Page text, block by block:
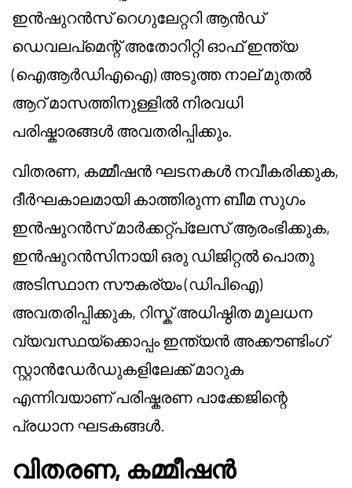
ഇൻഷുറൻസ് റെഗുലേറ്ററി ആൻഡ്
ഡെവലപ്‌മെന്റ് അതോറിറ്റി ഓഫ് ഇന്ത്യ
(ഐആർഡിഎഐ) അടുത്ത നാല് മുതൽ
ആറ് മാസത്തിനുള്ളിൽ നിരവധി
പരിഷ്കാരങ്ങൾ അവതരിപ്പിക്കും.
വിതരണ, കമ്മീഷൻ ഘടനകൾ നവീകരിക്കുക,
ദീർഘകാലമായി കാത്തിരുന്ന ബീമ സുഗം
ഇൻഷുറൻസ് മാർക്കറ്റ്പ്ലേസ് ആരംഭിക്കുക,
ഇൻഷുറൻസിനായി ഒരു ഡിജിറ്റൽ പൊതു
അടിസ്ഥാന സൗകര്യം (ഡിപിഐ)
അവതരിപ്പിക്കുക, റിസ്ക് അധിഷ്ഠിത മൂലധന
വ്യവസ്ഥയ്‌ക്കൊപ്പം ഇന്ത്യൻ അക്കൗണ്ടിംഗ്
സ്റ്റാൻഡേർഡുകളിലേക്ക് മാറുക
എന്നിവയാണ് പരിഷ്കരണ പാക്കേജിന്റെ
പ്രധാന ഘടകങ്ങൾ.
വിതരണ, കമ്മീഷൻ